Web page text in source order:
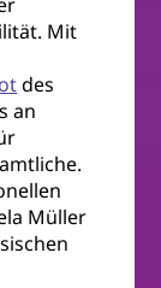
Mit
des
an
Müller